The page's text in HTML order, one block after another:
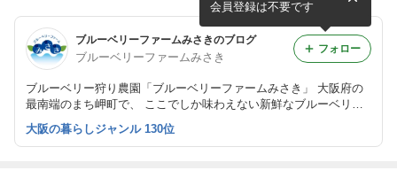
す
ブルーベリーファームみさきのブログ
ブルーベリーファームみさき
ブルーベリー狩り農園「ブルーベリーファームみさき」 大阪府の
最南端のまち岬町で、 ここでしか味わえない新鮮なブルーベリー
の収穫体験！！ 毎年6月初旬から8月中旬までオープンしていま
す。
会員登録は不要です
フォロー
大阪の暮らしジャンル 130位